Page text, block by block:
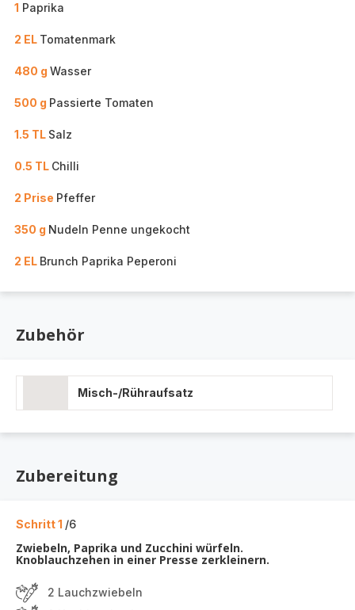
1 Paprika
2 EL Tomatenmark
480 g Wasser
500 g Passierte Tomaten
1.5 TL Salz
0.5 TL Chilli
2 Prise Pfeffer
350 g Nudeln Penne ungekocht
2 EL Brunch Paprika Peperoni
Zubehör
Misch-/Rühraufsatz
Zubereitung
Schritt 1 /6
Zwiebeln, Paprika und Zucchini würfeln.
Knoblauchzehen in einer Presse zerkleinern.
2 Lauchzwiebeln